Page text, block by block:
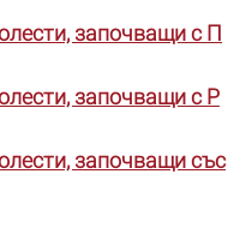
започващи с П
започващи с Р
започващи със